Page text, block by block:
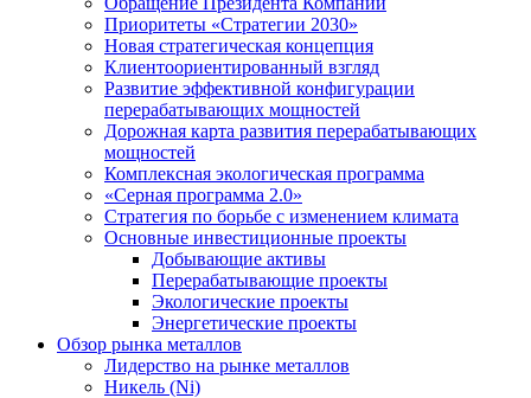
Приоритеты «Стратегии 2030»
Новая стратегическая концепция
Клиентоориентированный взгляд
Развитие эффективной конфигурации
перерабатывающих мощностей
Дорожная карта развития перерабатывающих
мощностей
Комплексная экологическая программа
«Серная программа 2.0»
Стратегия по борьбе с изменением климата
Основные инвестиционные проекты
Добывающие активы
Перерабатывающие проекты
Экологические проекты
Энергетические проекты
Обзор рынка металлов
Лидерство на рынке металлов
Никель (Ni)